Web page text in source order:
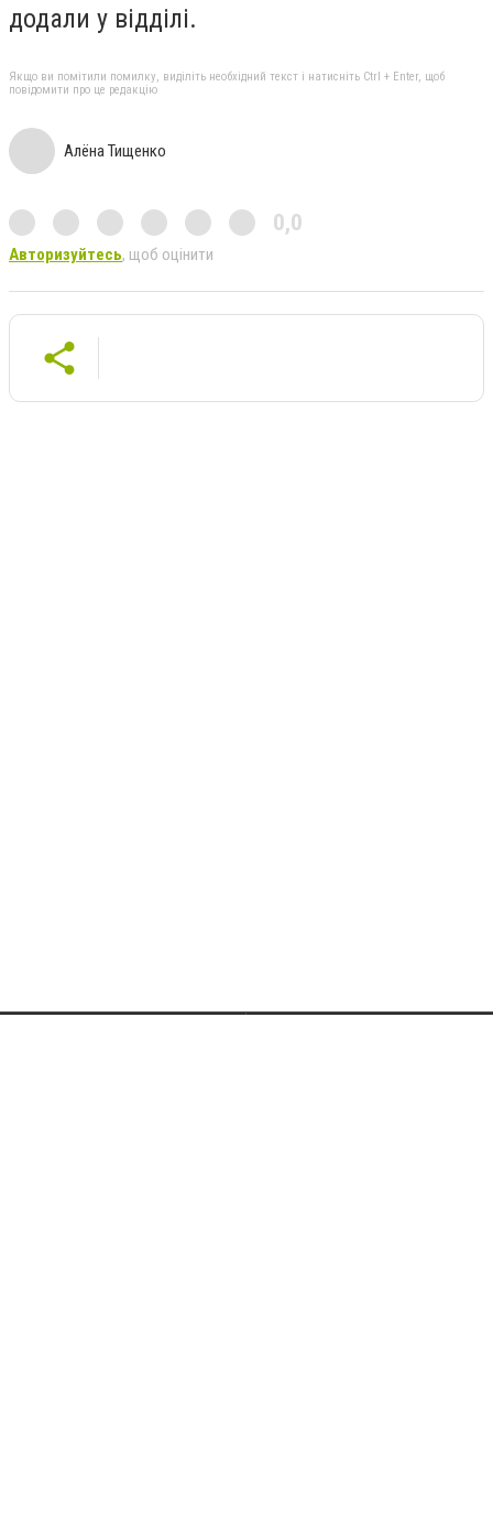
додали у відділі.
Якщо ви помітили помилку, виділіть необхідний текст і натисніть Ctrl + Enter, щоб
повідомити про це редакцію
Алёна Тищенко
0,0
Авторизуйтесь, щоб оцінити